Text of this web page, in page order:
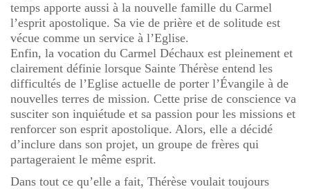
temps apporte aussi à la nouvelle famille du Carmel
l’esprit apostolique. Sa vie de prière et de solitude est
vécue comme un service à l’Eglise.
Enfin, la vocation du Carmel Déchaux est pleinement et
clairement définie lorsque Sainte Thérèse entend les
difficultés de l’Eglise actuelle de porter l’Évangile à de
nouvelles terres de mission. Cette prise de conscience va
susciter son inquiétude et sa passion pour les missions et
renforcer son esprit apostolique. Alors, elle a décidé
d’inclure dans son projet, un groupe de frères qui
partageraient le même esprit.
Dans tout ce qu’elle a fait, Thérèse voulait toujours